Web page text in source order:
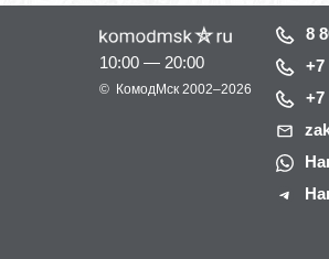
10:00 — 20:00
© КомодМск 2002–2026
8
+7
+7